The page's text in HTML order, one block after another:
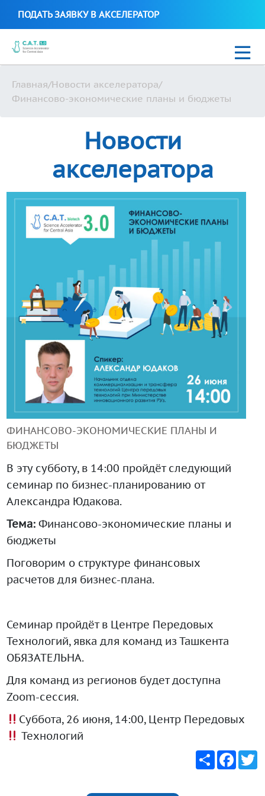
ПОДАТЬ ЗАЯВКУ В АКСЕЛЕРАТОР
Новости
Стартапы C.A.T. Science Accelerator
Uzbek
+99897 700 16 38
+99890 319 23 51
Инструмент диагностики ИС ВОИС
Главная/Новости акселератора/
Финансово-экономические планы и бюджеты
Новости
акселератора
ФИНАНСОВО-ЭКОНОМИЧЕСКИЕ ПЛАНЫ И
БЮДЖЕТЫ
В эту субботу, в 14:00 пройдёт следующий
семинар по бизнес-планированию от
Александра Юдакова.
Тема: Финансово-экономические планы и
бюджеты
Поговорим о структуре финансовых
расчетов для бизнес-плана.
Семинар пройдёт в Центре Передовых
Технологий, явка для команд из Ташкента
ОБЯЗАТЕЛЬНА.
Для команд из регионов будет доступна
Zoom-сессия.
Суббота, 26 июня, 14:00, Центр Передовых
Технологий
Share